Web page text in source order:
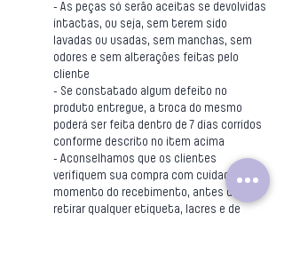
- As peças só serão aceitas se devolvidas
intactas, ou seja, sem terem sido
lavadas ou usadas, sem manchas, sem
odores e sem alterações feitas pelo
cliente
- Se constatado algum defeito no
produto entregue, a troca do mesmo
poderá ser feita dentro de 7 dias corridos
conforme descrito no item acima
- Aconselhamos que os clientes
verifiquem sua compra com cuidado no
momento do recebimento, antes de
retirar qualquer etiqueta, lacres e de